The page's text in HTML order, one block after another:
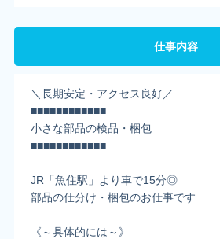
仕事内容
＼長期安定・アクセス良好／
■■■■■■■■■■■■
小さな部品の検品・梱包
■■■■■■■■■■■■
JR「魚住駅」より車で15分◎
部品の仕分け・梱包のお仕事です
《～具体的には～》